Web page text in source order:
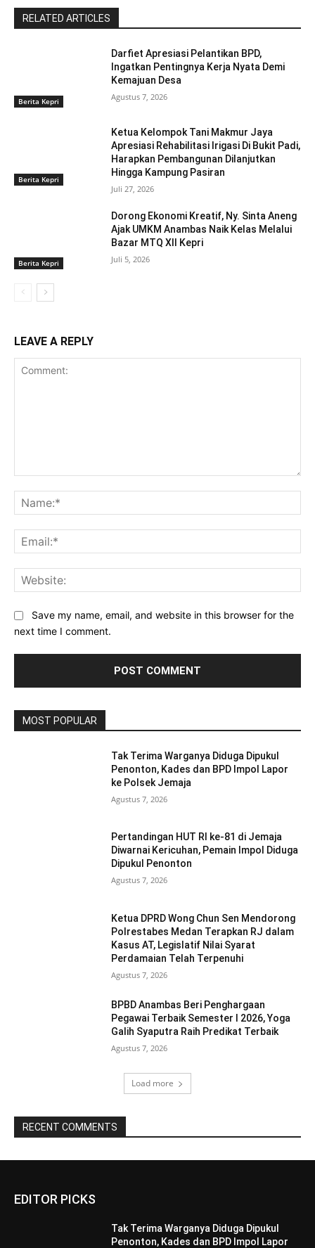
RELATED ARTICLES
Berita Kepri
Darfiet Apresiasi Pelantikan BPD,
Ingatkan Pentingnya Kerja Nyata Demi
Kemajuan Desa
Agustus 7, 2026
Berita Kepri
Ketua Kelompok Tani Makmur Jaya
Apresiasi Rehabilitasi Irigasi Di Bukit Padi,
Harapkan Pembangunan Dilanjutkan
Hingga Kampung Pasiran ‎
Juli 27, 2026
Berita Kepri
Dorong Ekonomi Kreatif, Ny. Sinta Aneng
‎Ajak UMKM Anambas Naik Kelas Melalui
Bazar MTQ XII Kepri
Juli 5, 2026
LEAVE A REPLY
Save my name, email, and website in this browser for the
next time I comment.
MOST POPULAR
Tak Terima Warganya Diduga Dipukul
Penonton, Kades dan BPD Impol Lapor
ke Polsek Jemaja
Agustus 7, 2026
Pertandingan HUT RI ke-81 di Jemaja
Diwarnai Kericuhan, Pemain Impol Diduga
Dipukul Penonton
Agustus 7, 2026
Ketua DPRD Wong Chun Sen Mendorong
Polrestabes Medan Terapkan RJ dalam
Kasus AT, Legislatif Nilai Syarat
Perdamaian Telah Terpenuhi
Agustus 7, 2026
BPBD Anambas Beri Penghargaan
Pegawai Terbaik Semester I 2026, Yoga
Galih Syaputra Raih Predikat Terbaik
Agustus 7, 2026
Load more
RECENT COMMENTS
EDITOR PICKS
Tak Terima Warganya Diduga Dipukul
Penonton, Kades dan BPD Impol Lapor